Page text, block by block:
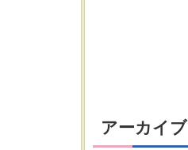
アーカイブ